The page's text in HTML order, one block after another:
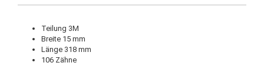
Teilung 3M
Breite 15 mm
Länge 318 mm
106 Zähne